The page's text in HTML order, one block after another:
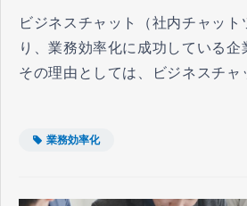
ビジネスチャット（社内チャット
り、業務効率化に成功している企
その理由としては、ビジネスチャ
ニケーション手段の簡略化やデー
先や業務委託先のスタッフともス
そこで今回は、ビジネスチャット
業務効率化